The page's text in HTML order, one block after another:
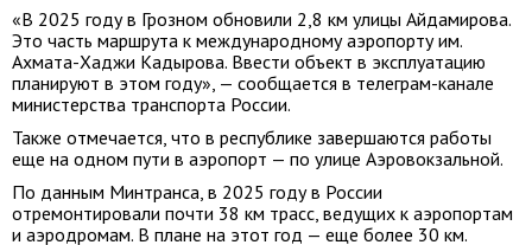
«В 2025 году в Грозном обновили 2,8 км улицы Айдамирова.
Это часть маршрута к международному аэропорту им.
Ахмата-Хаджи Кадырова. Ввести объект в эксплуатацию
планируют в этом году», — сообщается в телеграм-канале
министерства транспорта России.
Также отмечается, что в республике завершаются работы
еще на одном пути в аэропорт — по улице Аэровокзальной.
По данным Минтранса, в 2025 году в России
отремонтировали почти 38 км трасс, ведущих к аэропортам
и аэродромам. В плане на этот год — еще более 30 км.